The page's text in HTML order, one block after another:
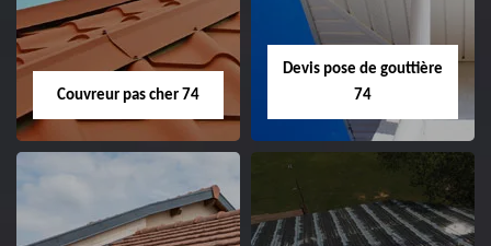
Couvreur pas cher 74
Devis pose de gouttière
74